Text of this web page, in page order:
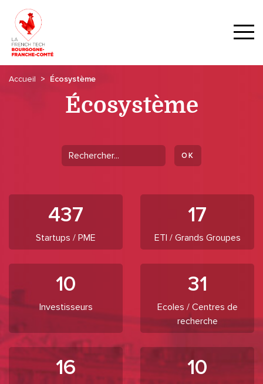
Écosystème
Accueil Écosystème
437
Startups / PME
17
ETI / Grands Groupes
10
Investisseurs
31
Ecoles / Centres de
recherche
16 10